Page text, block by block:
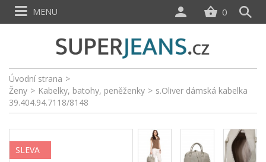
Úvodní strana >
Ženy > Kabelky, batohy, peněženky > s.Oliver dámská kabelka
39.404.94.7118/8148
SLEVA
0
MENU